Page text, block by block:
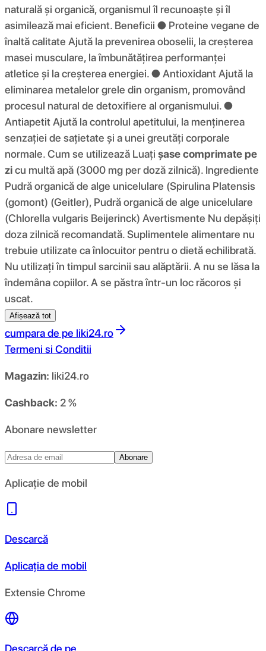
naturală și organică, organismul îl recunoaște și îl
asimilează mai eficient. Beneficii ● Proteine ​​vegane de
înaltă calitate Ajută la prevenirea oboselii, la creșterea
masei musculare, la îmbunătățirea performanței
atletice și la creșterea energiei. ● Antioxidant Ajută la
eliminarea metalelor grele din organism, promovând
procesul natural de detoxifiere al organismului. ●
Antiapetit Ajută la controlul apetitului, la menținerea
senzației de sațietate și a unei greutăți corporale
normale. Cum se utilizează Luați șase comprimate pe
zicu multă apă (3000 mg per doză zilnică). Ingrediente
Pudră organică de alge unicelulare (Spirulina Platensis
(gomont) (Geitler), Pudră organică de alge unicelulare
(Chlorella vulgaris Beijerinck) Avertismente Nu depășiți
doza zilnică recomandată. Suplimentele alimentare nu
trebuie utilizate ca înlocuitor pentru o dietă echilibrată.
Nu utilizați în timpul sarcinii sau alăptării. A nu se lăsa la
îndemâna copiilor. A se păstra într-un loc răcoros și
uscat.
Afișează tot
cumpara de pe liki24.ro
Termeni si Conditii
Magazin: liki24.ro
Cashback: 2 %
Abonare newsletter
Abonare
Aplicație de mobil
Descarcă
Aplicația de mobil
Extensie Chrome
Descarcă de pe